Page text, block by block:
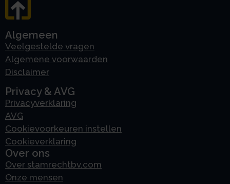
Algemeen
Veelgestelde vragen
Algemene voorwaarden
Disclaimer
Privacy & AVG
Privacyverklaring
AVG
Cookievoorkeuren instellen
Cookieverklaring
Over ons
Over stamrechtbv.com
Onze mensen